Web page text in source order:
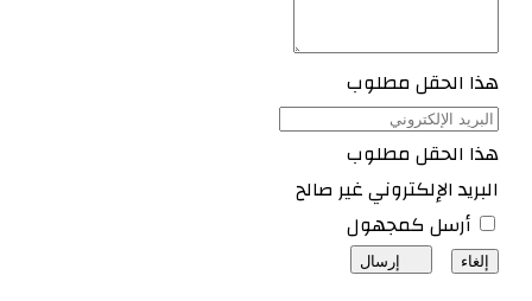
هذا الحقل مطلوب
هذا الحقل مطلوب
البريد الإلكتروني غير صالح
أرسل كمجهول
إلغاء إرسال